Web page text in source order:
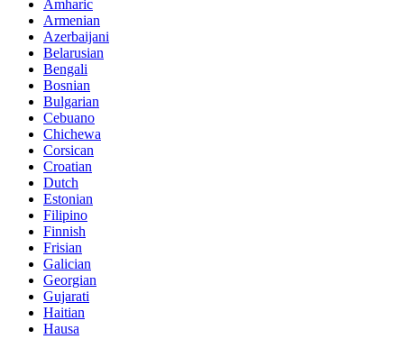
Amharic
Armenian
Azerbaijani
Belarusian
Bengali
Bosnian
Bulgarian
Cebuano
Chichewa
Corsican
Croatian
Dutch
Estonian
Filipino
Finnish
Frisian
Galician
Georgian
Gujarati
Haitian
Hausa